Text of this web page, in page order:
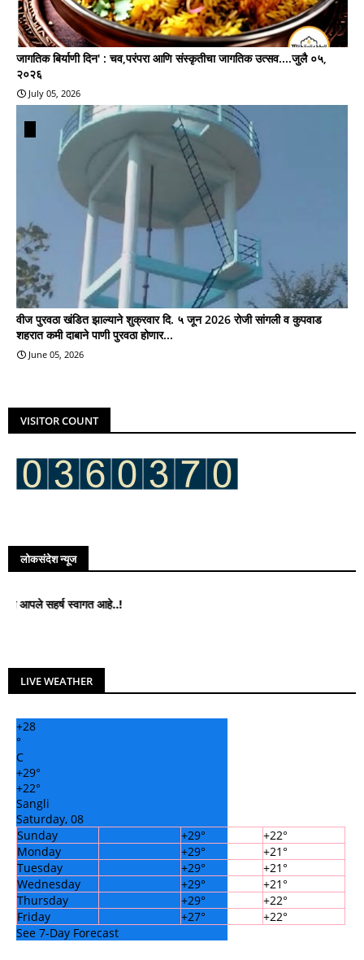
जागतिक बिर्याणी दिन' : चव,परंपरा आणि संस्कृतीचा जागतिक उत्सव....जुलै ०५,
२०२६
July 05, 2026
वीज पुरवठा खंडित झाल्याने शुक्रवार दि. ५ जून 2026 रोजी सांगली व कुपवाड
शहरात कमी दाबाने पाणी पुरवठा होणार...
June 05, 2026
VISITOR COUNT
लोकसंदेश न्यूज
सहर्ष स्वागत आहे..!
LIVE WEATHER
+28
°
C
+29°
+22°
Sangli
Saturday, 08
Sunday
+29° +22°
Monday
+29° +21°
Tuesday
+29° +21°
Wednesday
+29° +21°
Thursday
+29° +22°
Friday
+27° +22°
See 7-Day Forecast